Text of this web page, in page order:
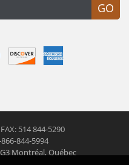
GO
FAX: 514 844-5290
844-5994
Montréal, Québec